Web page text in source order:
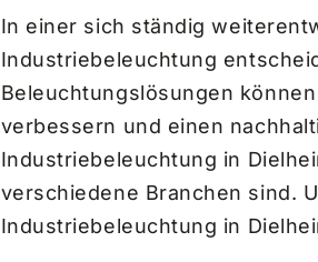
In einer sich ständig
Industriebeleuchtung
Beleuchtungslösungen
verbessern und einen
Industriebeleuchtung in
verschiedene Branchen sind.
Industriebeleuchtung in